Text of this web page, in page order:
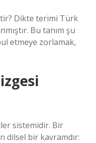
Dikte terimi Türk
Bu tanım şu
etmeye zorlamak,
sistemidir. Bir
dilsel bir kavramdır: